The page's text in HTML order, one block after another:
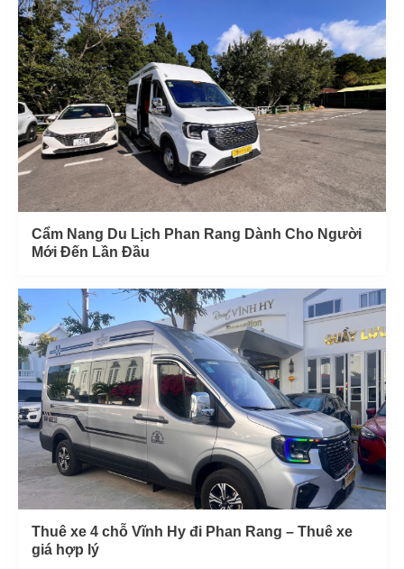
Cẩm Nang Du Lịch Phan Rang Dành Cho Người
Mới Đến Lần Đầu
Thuê xe 4 chỗ Vĩnh Hy đi Phan Rang – Thuê xe
giá hợp lý